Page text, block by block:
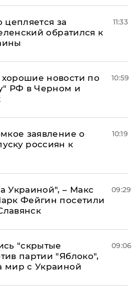
цепляется за
обратился к
11:33
новости по
РФ в Черном и
10:59
заявление о
россиян к
10:19
Украиной", – Макс
Фейгин посетили
09:29
"скрытые
партии "Яблоко",
мир с Украиной
09:06